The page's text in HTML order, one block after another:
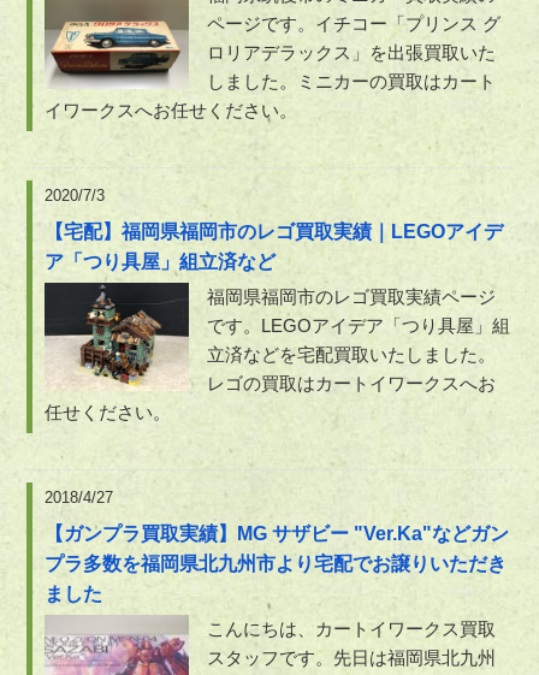
ページです。イチコー「プリンス グ
ロリアデラックス」を出張買取いた
しました。ミニカーの買取はカート
イワークスへお任せください。
2020/7/3
【宅配】福岡県福岡市のレゴ買取実績｜LEGOアイデ
ア「つり具屋」組立済など
福岡県福岡市のレゴ買取実績ページ
です。LEGOアイデア「つり具屋」組
立済などを宅配買取いたしました。
レゴの買取はカートイワークスへお
任せください。
2018/4/27
【ガンプラ買取実績】MG サザビー "Ver.Ka"などガン
プラ多数を福岡県北九州市より宅配でお譲りいただき
ました
こんにちは、カートイワークス買取
スタッフです。先日は福岡県北九州